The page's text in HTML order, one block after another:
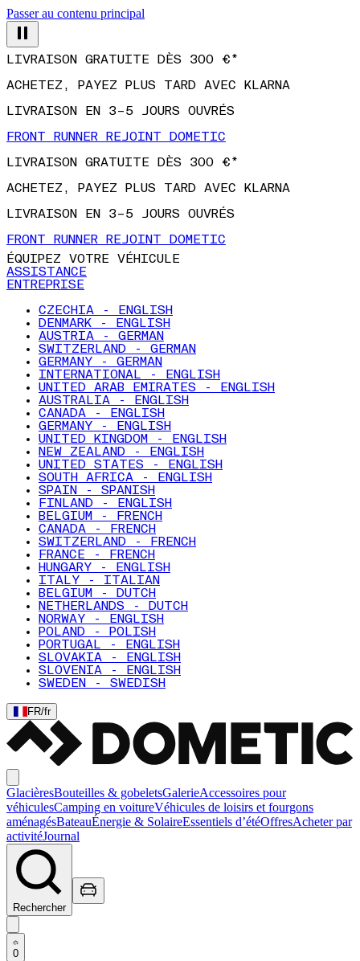
Passer au contenu principal
ACHETEZ, PAYEZ PLUS TARD AVEC KLARNA
LIVRAISON EN 3–5 JOURS OUVRÉS
FRONT RUNNER REJOINT DOMETIC
LIVRAISON GRATUITE DÈS 300 €*
ACHETEZ, PAYEZ PLUS TARD AVEC KLARNA
LIVRAISON EN 3–5 JOURS OUVRÉS
FRONT RUNNER REJOINT DOMETIC
ÉQUIPEZ VOTRE VÉHICULE
ASSISTANCE
ENTREPRISE
CZECHIA - ENGLISH
DENMARK - ENGLISH
AUSTRIA - GERMAN
SWITZERLAND - GERMAN
GERMANY - GERMAN
INTERNATIONAL - ENGLISH
UNITED ARAB EMIRATES - ENGLISH
AUSTRALIA - ENGLISH
CANADA - ENGLISH
GERMANY - ENGLISH
UNITED KINGDOM - ENGLISH
NEW ZEALAND - ENGLISH
UNITED STATES - ENGLISH
SOUTH AFRICA - ENGLISH
SPAIN - SPANISH
FINLAND - ENGLISH
BELGIUM - FRENCH
CANADA - FRENCH
SWITZERLAND - FRENCH
FRANCE - FRENCH
HUNGARY - ENGLISH
ITALY - ITALIAN
BELGIUM - DUTCH
NETHERLANDS - DUTCH
NORWAY - ENGLISH
POLAND - POLISH
PORTUGAL - ENGLISH
SLOVAKIA - ENGLISH
SLOVENIA - ENGLISH
SWEDEN - SWEDISH
FR/fr
GlacièresBouteilles & gobeletsGalerieAccessoires pour
véhiculesCamping en voitureVéhicules de loisirs et fourgons
aménagésBateauÉnergie & SolaireEssentiels d’étéOffresAcheter par
activitéJournal
Rechercher
0